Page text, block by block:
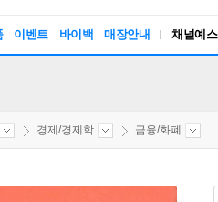
이벤트 바이백 매장안내 채널예스
경제/경제학 금융/화폐